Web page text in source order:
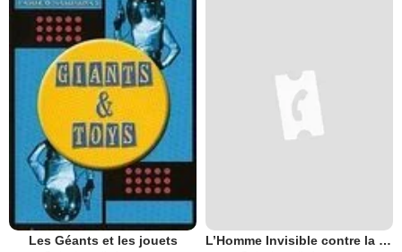
Les Géants et les jouets L’Homme Invisible contre la mouche humaine